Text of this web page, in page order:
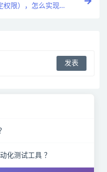
限），怎么实现这
化测试工具 ？